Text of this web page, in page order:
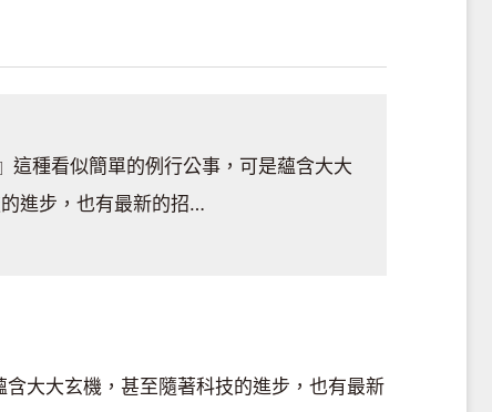
這種看似簡單的例行公事，可是蘊含大大
進步，也有最新的招…
含大大玄機，甚至隨著科技的進步，也有最新